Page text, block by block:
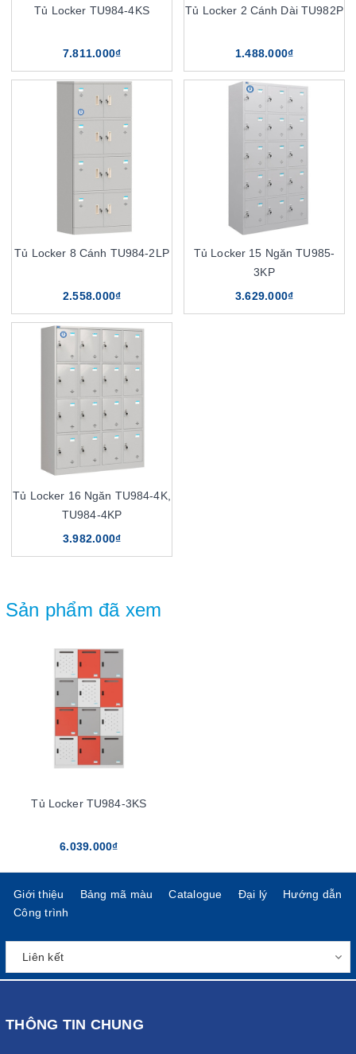
Tủ Locker TU984-4KS
7.811.000₫
Tủ Locker 2 Cánh Dài TU982P
1.488.000₫
Tủ Locker 8 Cánh TU984-2LP
2.558.000₫
Tủ Locker 15 Ngăn TU985-
3KP
3.629.000₫
Tủ Locker 16 Ngăn TU984-4K,
TU984-4KP
3.982.000₫
Sản phẩm đã xem
Tủ Locker TU984-3KS
6.039.000₫
Giới thiệu Bảng mã màu Catalogue Đại lý
Hướng dẫn
Công trình
THÔNG TIN CHUNG